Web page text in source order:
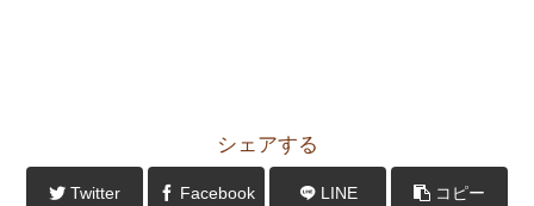
シェアする
Twitter Facebook LINE コピー